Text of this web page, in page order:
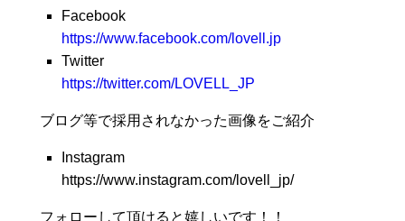
Facebook
https://www.facebook.com/lovell.jp
Twitter
https://twitter.com/LOVELL_JP
ブログ等で採用されなかった画像をご紹介
Instagram
https://www.instagram.com/lovell_jp/
フォローして頂けると嬉しいです！！